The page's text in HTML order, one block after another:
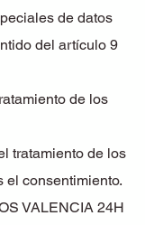
de datos
del artículo 9
de los
tratamiento de los
el consentimiento.
VALENCIA 24H